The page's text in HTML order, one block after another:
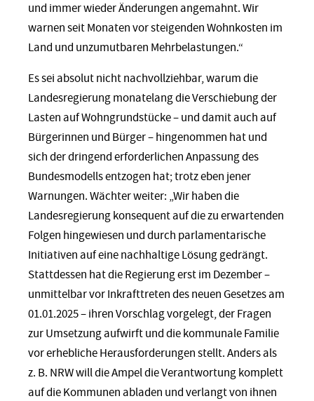
und immer wieder Änderungen angemahnt. Wir
warnen seit Monaten vor steigenden Wohnkosten im
Land und unzumutbaren Mehrbelastungen.“
Es sei absolut nicht nachvollziehbar, warum die
Landesregierung monatelang die Verschiebung der
Lasten auf Wohngrundstücke – und damit auch auf
Bürgerinnen und Bürger – hingenommen hat und
sich der dringend erforderlichen Anpassung des
Bundesmodells entzogen hat; trotz eben jener
Warnungen. Wächter weiter: „Wir haben die
Landesregierung konsequent auf die zu erwartenden
Folgen hingewiesen und durch parlamentarische
Initiativen auf eine nachhaltige Lösung gedrängt.
Stattdessen hat die Regierung erst im Dezember –
unmittelbar vor Inkrafttreten des neuen Gesetzes am
01.01.2025 – ihren Vorschlag vorgelegt, der Fragen
zur Umsetzung aufwirft und die kommunale Familie
vor erhebliche Herausforderungen stellt. Anders als
z. B. NRW will die Ampel die Verantwortung komplett
auf die Kommunen abladen und verlangt von ihnen